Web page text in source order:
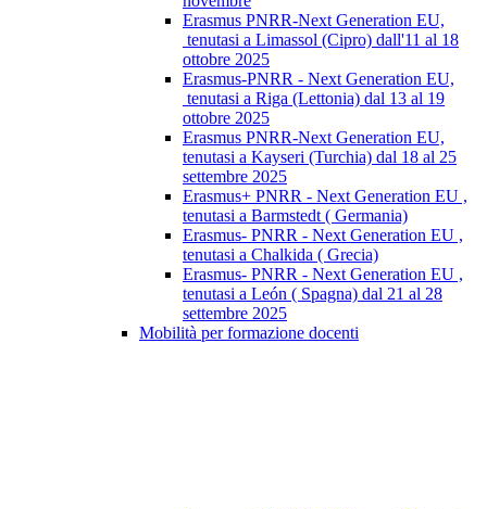
Erasmus PNRR-Next Generation EU,
tenutasi a Limassol (Cipro) dall'11 al 18
ottobre 2025
Erasmus-PNRR - Next Generation EU,
tenutasi a Riga (Lettonia) dal 13 al 19
ottobre 2025
Erasmus PNRR-Next Generation EU,
tenutasi a Kayseri (Turchia) dal 18 al 25
settembre 2025
Erasmus+ PNRR - Next Generation EU ,
tenutasi a Barmstedt ( Germania)
Erasmus- PNRR - Next Generation EU ,
tenutasi a Chalkida ( Grecia)
Erasmus- PNRR - Next Generation EU ,
tenutasi a León ( Spagna) dal 21 al 28
settembre 2025
Mobilità per formazione docenti